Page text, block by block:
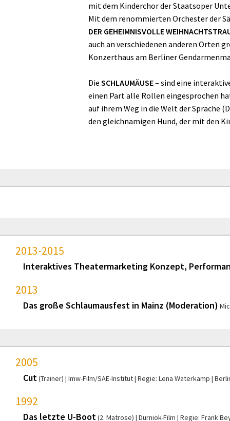
mit dem Kinderchor der Staatsoper
Mit dem renommierten Orchester der
DER GEHEIMNISVOLLE
auch an verschiedenen anderen Orten
Konzerthaus am Berliner
Die SCHLAUMÄUSE– sind eine
einen Part alle Rollen eingesprochen
auf ihrem Weg in die Welt der Sprache
den gleichnamigen Hund, der mit den
2013-2015
Interaktives Theatermarketing Konzept,
2013
Das große Schlaumausfest in Mainz (Moderation)
2005
Cut(Trainer) Imw-Film/SAE-Institut Regie: Lena Waterkamp
1992
Das letzte U-Boot(2. Matrose) Durniok-Film Regie: Frank